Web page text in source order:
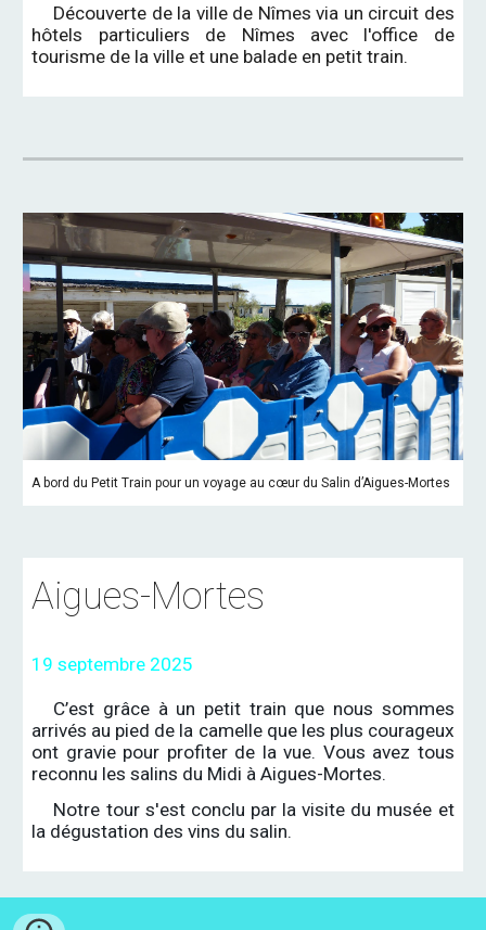
Découverte de la ville de Nîmes via un circuit des
hôtels particuliers de Nîmes avec l'office de
tourisme de la ville et une balade en petit train.
A bord du Petit Train pour un voyage au cœur du Salin d’Aigues-Mortes
Aigues-Mortes
19 septembre 2025
C’est grâce à un petit train que nous sommes
arrivés au pied de la camelle que les plus courageux
ont gravie pour profiter de la vue. Vous avez tous
reconnu les salins du Midi à Aigues-Mortes.
Notre tour s'est conclu par la visite du musée et
la dégustation des vins du salin.